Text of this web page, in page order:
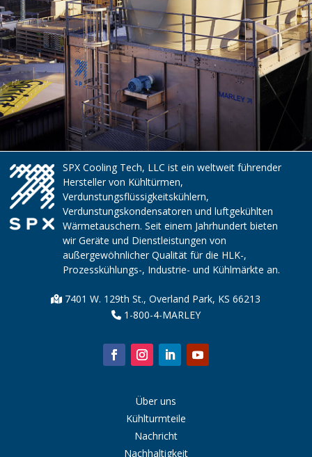
SPX Cooling Tech, LLC ist ein weltweit führender
Hersteller von Kühltürmen,
Verdunstungsflüssigkeitskühlern,
Verdunstungskondensatoren und luftgekühlten
Wärmetauschern. Seit einem Jahrhundert bieten
wir Geräte und Dienstleistungen von
außergewöhnlicher Qualität für die HLK-,
Prozesskühlungs-, Industrie- und Kühlmärkte an.
7401 W. 129th St., Overland Park, KS 66213
1-800-4-MARLEY
Über uns
Kühlturmteile
Nachricht
Nachhaltigkeit